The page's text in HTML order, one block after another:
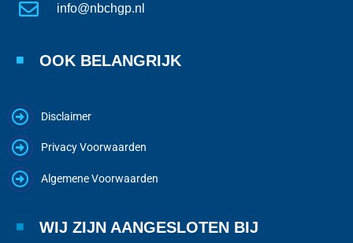
info@nbchgp.nl
OOK BELANGRIJK
Disclaimer
Privacy Voorwaarden
Algemene Voorwaarden
WIJ ZIJN AANGESLOTEN BIJ